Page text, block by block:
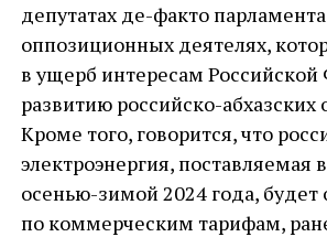
депутатах де-факто
оппозиционных деятелях,
в ущерб интересам
развитию российско-
Кроме того, говорится, что
электроэнергия, поставляемая
осенью-зимой 2024 года, будет
по коммерческим тарифам,